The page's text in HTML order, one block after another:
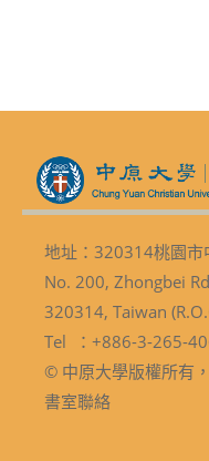
地址：320314桃園
No. 200, Zhongbei
320314, Taiwan
Tel ：+886-3-265-
© 中原大學版權所有
書室聯絡